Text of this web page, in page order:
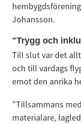
Johansson.
"Trygg och
Till slut var det
och till vardags
emot den anrika
”Tillsammans
materialare,